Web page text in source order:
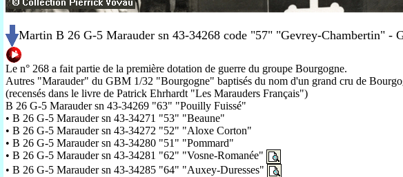
Martin B 26 G-5 Marauder sn 43-34268 code "57" "Gevrey-Chambertin" -
Le n° 268 a fait partie de la première dotation de guerre du groupe Bourgogne.
Autres "Marauder" du GBM 1/32 "Bourgogne" baptisés du nom d'un grand cru de
(recensés dans le livre de Patrick Ehrhardt "Les Marauders Français")
B 26 G-5 Marauder sn 43-34269 "63" "Pouilly Fuissé"
• B 26 G-5 Marauder sn 43-34271 "53" "Beaune"
• B 26 G-5 Marauder sn 43-34272 "52" "Aloxe Corton"
• B 26 G-5 Marauder sn 43-34280 "51" "Pommard"
• B 26 G-5 Marauder sn 43-34281 "62" "Vosne-Romanée"
• B 26 G-5 Marauder sn 43-34285 "64" "Auxey-Duresses"